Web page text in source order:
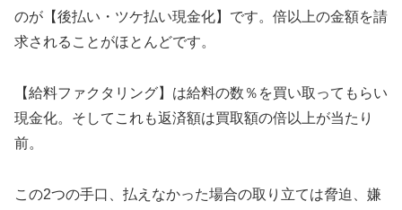
のが【後払い・ツケ払い現金化】です。倍以上の金額を請
求されることがほとんどです。
【給料ファクタリング】は給料の数％を買い取ってもらい
現金化。そしてこれも返済額は買取額の倍以上が当たり
前。
この2つの手口、払えなかった場合の取り立ては脅迫、嫌